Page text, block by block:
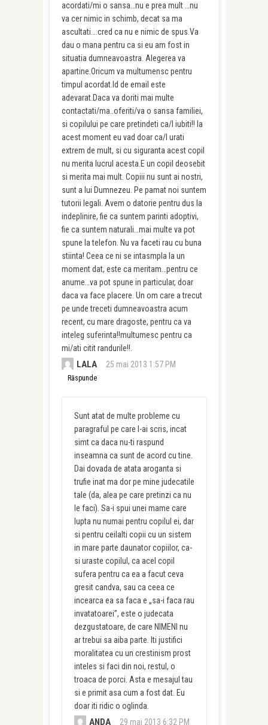
acordati/mi o sansa…nu e prea mult …nu
va cer nimic in schimb, decat sa ma
ascultati….cred ca nu e nimic de spus.Va
dau o mana pentru ca si eu am fost in
situatia dumneavoastra. Alegerea va
apartine.Oricum va multumensc pentru
timpul acordat.Id de email este
adevarat.Daca va doriti mai multe
contactati/ma..oferiti/va o sansa familiei,
si copilului pe care pretindeti ca/l iubiti!! la
acest moment eu vad doar ca/l urati
extrem de mult, si cu siguranta acest copil
nu merita lucrul acesta.E un copil deosebit
si merita mai mult. Copiii nu sunt ai nostri,
sunt a lui Dumnezeu. Pe pamat noi suntem
tutorii legali. Avem o datorie pentru dus la
indeplinire, fie ca suntem parinti adoptivi,
fie ca suntem naturali…mai multe va pot
spune la telefon. Nu va faceti rau cu buna
stiinta! Ceea ce ni se intasmpla la un
moment dat, este ca meritam…pentru ce
anume…va pot spune in particular, doar
daca va face placere. Un om care a trecut
pe unde treceti dumneavoastra acum
recent, cu mare dragoste, pentru ca va
inteleg suferinta!!multumesc pentru ca
mi/ati citit randurile!!.
LALA 25 mai 2013 1:57 PM
Răspunde
Sunt atat de multe probleme cu
paragraful pe care l-ai scris, incat
simt ca daca nu-ti raspund
inseamna ca sunt de acord cu tine.
Dai dovada de atata aroganta si
trufie inat ma dor pe mine judecatile
tale (da, alea pe care pretinzi ca nu
le faci). Sa-i spui unei mame care
lupta nu numai pentru copilul ei, dar
si pentru ceilalti copii cu un sistem
in mare parte daunator copiilor, ca-
si uraste copilul, ca acel copil
sufera pentru ca ea a facut ceva
gresit candva, sau ca ceea ce
incearca ea sa faca e „sa-i faca rau
invatatoarei”, este o judecata
dezgustatoare, de care NIMENI nu
ar trebui sa aiba parte. Iti justifici
moralitatea cu un crestinism prost
inteles si faci din noi, restul, o
troaca de porci. Asta e mesajul tau
si e primit asa cum a fost dat. Eu
doar iti ridic o oglinda.
ANDA 29 mai 2013 6:32 PM